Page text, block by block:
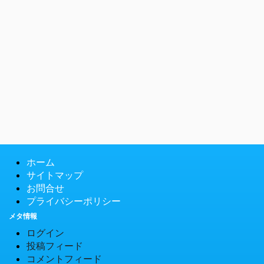
ホーム
サイトマップ
お問合せ
プライバシーポリシー
メタ情報
ログイン
投稿フィード
コメントフィード